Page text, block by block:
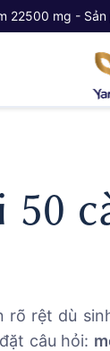
22500 mg -
rõ rệt dù
câu hỏi: